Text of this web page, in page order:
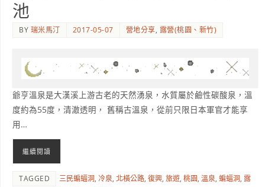
池
BY 瑞米馬汀 2017-05-07 營地分享, 露營(桃園、新竹)
爺亨溫泉是大漢溪上游古老的天然湧泉，水質屬於鹼性碳酸泉，溫
度約為55度，清澈透明， 舊稱古溫泉，從前只限日本軍官才能享
用…
繼續閱讀
TAGGED 三民蝙蝠洞, 冷泉,北橫公路,復興,旅遊,桃園,溫泉,蝙蝠洞, 露